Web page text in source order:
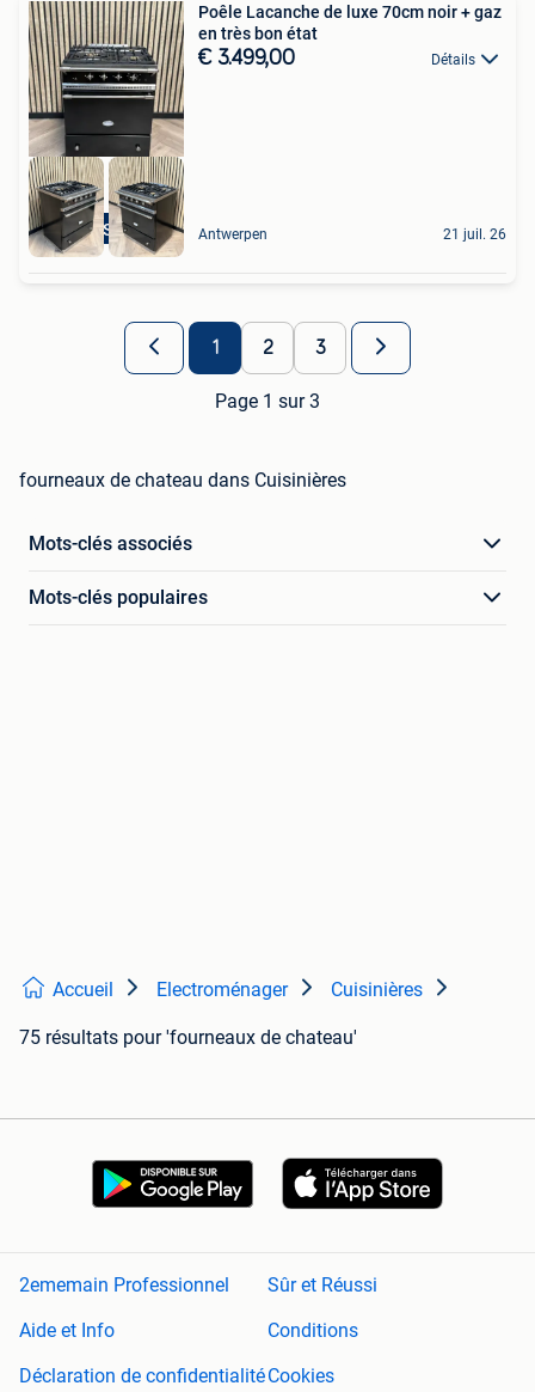
Top Staat
Poêle Lacanche de luxe 70cm noir + gaz
en très bon état
€ 3.499,00 Détails
Antwerpen 21 juil. 26
1 2 3
Page 1 sur 3
fourneaux de chateau dans Cuisinières
Mots-clés associés
Mots-clés populaires
Accueil Electroménager Cuisinières
75 résultats pour 'fourneaux de chateau'
2ememain Professionnel
Sûr et Réussi
Aide et Info
Conditions
Déclaration de confidentialitéCookies